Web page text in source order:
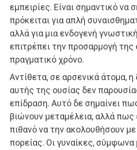
εμπειρίες. Είναι σημαντικό να
πρόκειται για απλή
αλλά για μια ενδογενή
επιτρέπει την προσαρμογή
πραγματικό χρόνο.
Αντίθετα, σε αρσενικά άτομα,
αυτής της ουσίας δεν
επίδραση. Αυτό δε σημαίνει
βιώνουν μεταμέλεια, αλλά πως
πιθανό να την ακολουθήσουν
πορείας. Οι γυναίκες, σύμφωνα